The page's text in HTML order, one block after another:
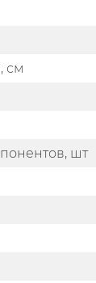
см
шт